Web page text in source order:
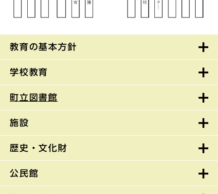
教育の基本方針
学校教育
町立図書館
施設
歴史・文化財
公民館